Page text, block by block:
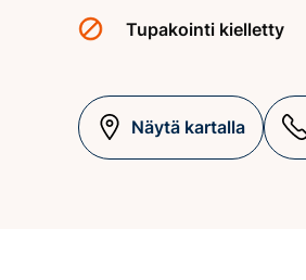
Tupakointi kielletty
Näytä kartalla